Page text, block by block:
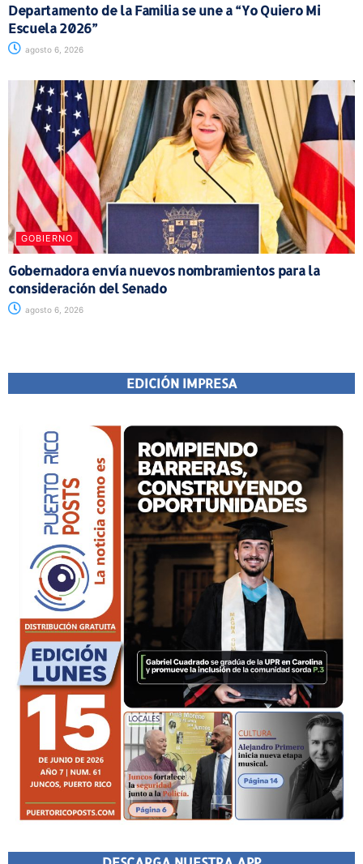
Departamento de la Familia se une a “Yo Quiero Mi
Escuela 2026”
agosto 6, 2026
GOBIERNO
Gobernadora envía nuevos nombramientos para la
consideración del Senado
agosto 6, 2026
EDICIÓN IMPRESA